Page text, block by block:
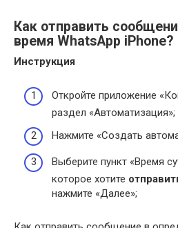
Как отправить
время WhatsApp iPhone?
Инструкция
Откройте приложение
раздел «Автоматизация»;
Нажмите «Создать
Выберите пункт «Время
которое хотите
нажмите «Далее»;